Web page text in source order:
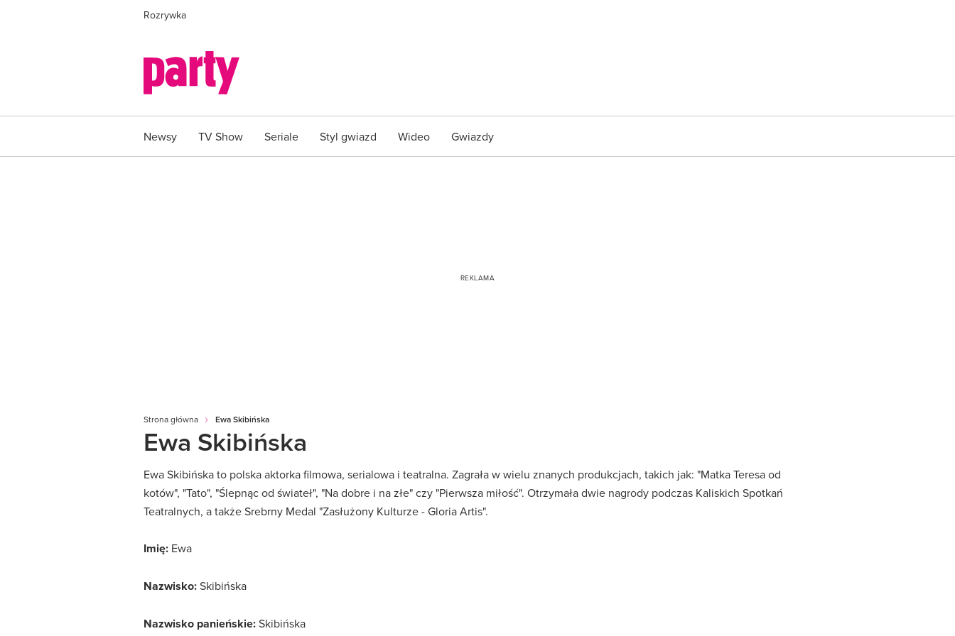
Rozrywka
Newsy TV Show Seriale Styl gwiazd Wideo Gwiazdy
Strona główna Ewa Skibińska
Ewa Skibińska
Ewa Skibińska to polska aktorka filmowa, serialowa i teatralna. Zagrała w wielu znanych produkcjach, takich jak: "Matka Teresa od
kotów", "Tato", "Ślepnąc od świateł", "Na dobre i na złe" czy "Pierwsza miłość". Otrzymała dwie nagrody podczas Kaliskich Spotkań
Teatralnych, a także Srebrny Medal "Zasłużony Kulturze - Gloria Artis".
Imię: Ewa
Nazwisko:Skibińska
Nazwisko panieńskie:Skibińska